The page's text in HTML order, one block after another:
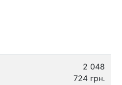
2 048
724 грн.